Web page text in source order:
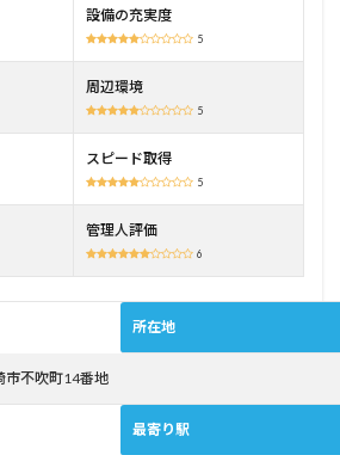
設備の充実度
5
周辺環境
5
スピード取得
5
管理人評価
6
所在地
市不吹町14番地
最寄り駅